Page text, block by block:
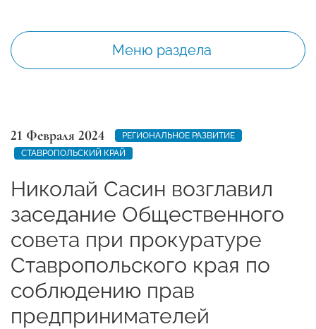
Меню раздела
21 Февраля 2024
РЕГИОНАЛЬНОЕ РАЗВИТИЕ
СТАВРОПОЛЬСКИЙ КРАЙ
Николай Сасин возглавил
заседание Общественного
совета при прокуратуре
Ставропольского края по
соблюдению прав
предпринимателей